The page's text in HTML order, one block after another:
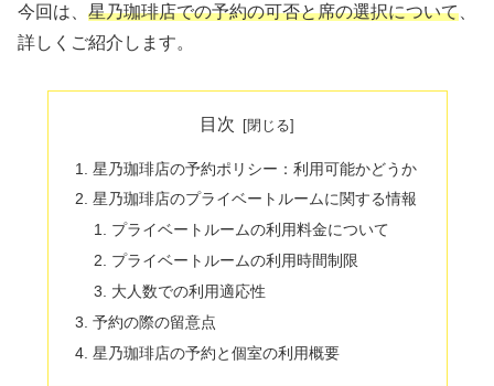
今回は、 星乃珈琲店での予約の可否と席の選択について
詳しくご紹介します。
目次
星乃珈琲店の予約ポリシー：利用可能かどうか
星乃珈琲店のプライベートルームに関する情報
プライベートルームの利用料金について
プライベートルームの利用時間制限
大人数での利用適応性
予約の際の留意点
星乃珈琲店の予約と個室の利用概要